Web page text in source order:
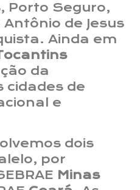
Porto Seguro,
de Jesus
Ainda em
da
cidades de
e
dois
por
Minas